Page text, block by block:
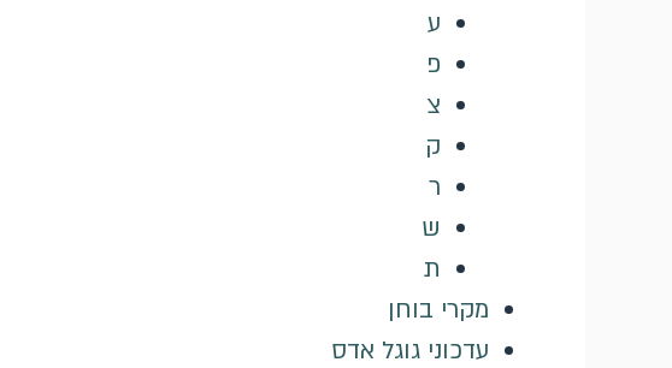
ע
פ
צ
ק
ר
ש
ת
מקרי בוחן
עדכוני גוגל אדס